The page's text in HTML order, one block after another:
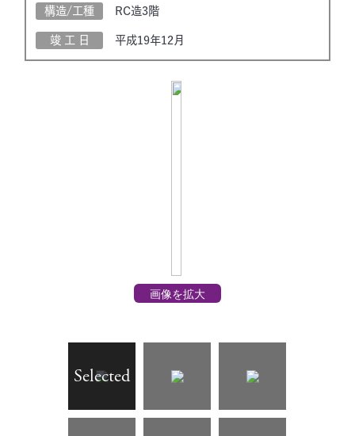
構造/工種 RC造3階
竣 工 日 平成19年12月
画像を拡大